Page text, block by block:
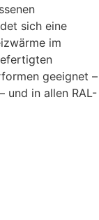
sich eine
im
geeignet –
und in allen RAL-